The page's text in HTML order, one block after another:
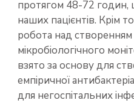
протягом 48-72
наших пацієнтів. Крім
робота над
мікробіологічного
взято за основу для
емпіричної
для негоспітальних